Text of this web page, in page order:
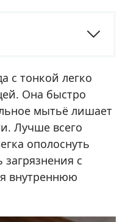
с тонкой легко
Она быстро
мытьё лишает
Лучше всего
ополоснуть
с
внутреннюю